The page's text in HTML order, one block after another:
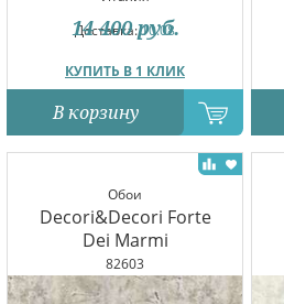
Доставка:10.08
КУПИТЬ В 1 КЛИК
14 400 руб.
В корзину
Обои
Decori&Decori Forte
Dei Marmi
82603